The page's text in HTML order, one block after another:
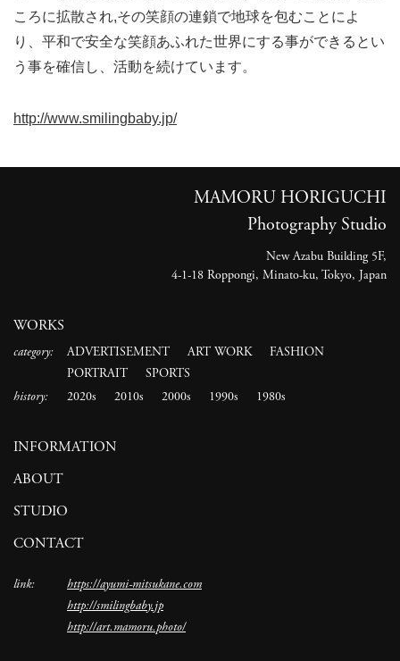
ころに拡散され,その笑顔の連鎖で地球を包むことによ
り、平和で安全な笑顔あふれた世界にする事ができるとい
う事を確信し、活動を続けています。
http://www.smilingbaby.jp/
WORKS
category: ADVERTISEMENT ART WORK
FASHION
PORTRAIT
SPORTS
history:
2020s 2010s 2000s 1990s 1980s
INFORMATION
ABOUT
STUDIO
CONTACT
MAMORU HORIGUCHI
Photography Studio
New Azabu Building 5F,
4-1-18 Roppongi, Minato-ku, Tokyo, Japan
link:
https://ayumi-mitsukane.com
http://smilingbaby.jp
http://art.mamoru.photo/